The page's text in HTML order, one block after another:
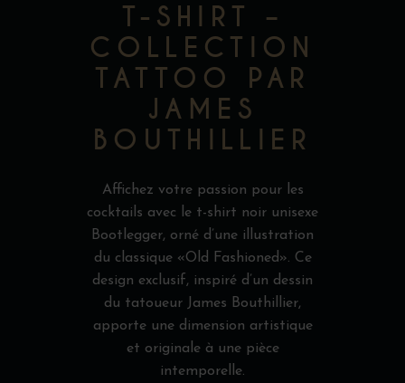
T-SHIRT –
COLLECTION
TATTOO PAR
JAMES
BOUTHILLIER
Affichez votre passion pour les
cocktails avec le t-shirt noir unisexe
Bootlegger, orné d’une illustration
du classique «Old Fashioned». Ce
design exclusif, inspiré d’un dessin
du tatoueur James Bouthillier,
apporte une dimension artistique
et originale à une pièce
intemporelle.